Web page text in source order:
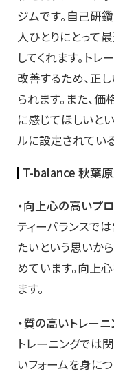
ジムです。自己研
人ひとりにとって
してくれます。ト
改善するため、正
られます。また、
に感じてほしいと
ルに設定されてい
T-balance 秋葉原
・向上心の高いプ
ティーバランスで
たいという思いか
めています。向上
ます。
・質の高いトレー
トレーニングでは
いフォームを身に